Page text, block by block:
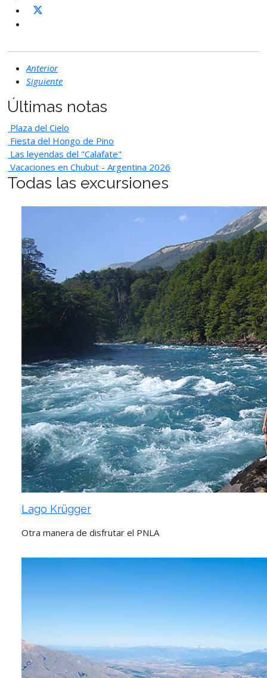
Anterior
Siguiente
Últimas notas
Plaza del Cielo
Fiesta del Hongo de Pino
Las leyendas del "Calafate"
Vacaciones en Chubut - Argentina 2026
Todas las excursiones
Lago Krügger
Otra manera de disfrutar el PNLA